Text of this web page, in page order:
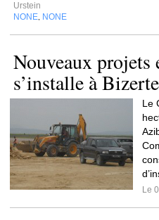
Urstein
NONE NONE
Nouveaux
s’installe à Bizerte
Le
Le